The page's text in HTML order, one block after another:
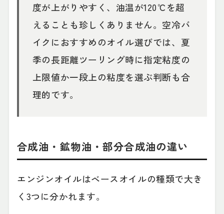
度が上がりやすく、油温が120℃を超
えることも珍しくありません。空冷バ
イクにおすすめのオイル選びでは、夏
季の長距離ツーリング時に指定粘度の
上限値か一段上の粘度を選ぶ判断も合
理的です。
合成油・鉱物油・部分合成油の違い
エンジンオイルはベースオイルの種類で大き
く3つに分かれます。